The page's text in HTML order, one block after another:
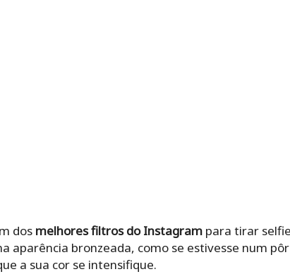
dos melhores filtros do Instagrampara tirar
aparência bronzeada, como se estivesse num
a sua cor se intensifique.